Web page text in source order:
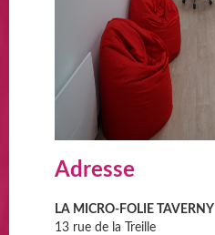
Adresse
LA MICRO-FOLIE TAVERNY
13 rue de la Treille